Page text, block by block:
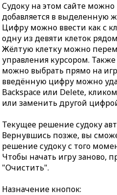
Судоку на этом сайте
добавляется в выделенную
Цифру можно ввести как с
одну из девяти клеток
Жёлтую клетку можно
управления курсором.
можно выбрать прямо на
введённую цифру можно
Backspace или Delete,
или заменить другой
Текущее решение судоку
Вернувшись позже, вы
решение судоку с того
Чтобы начать игру заново,
"Очистить".
Назначение кнопок: